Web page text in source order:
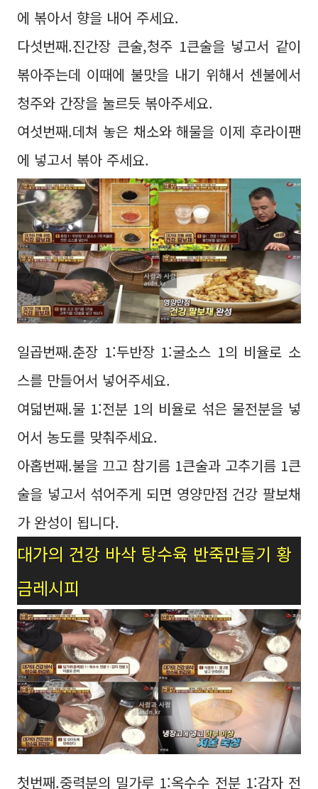
에 볶아서 향을 내어 주세요.
다섯번째.진간장 큰술,청주 1큰술을 넣고서 같이
볶아주는데 이때에 불맛을 내기 위해서 센불에서
청주와 간장을 눌르듯 볶아주세요.
여섯번째.데쳐 놓은 채소와 해물을 이제 후라이팬
에 넣고서 볶아 주세요.
일곱번째.춘장 1:두반장 1:굴소스 1의 비율로 소
스를 만들어서 넣어주세요.
여덟번째.물 1:전분 1의 비율로 섞은 물전분을 넣
어서 농도를 맞춰주세요.
아홉번째.불을 끄고 참기름 1큰술과 고추기름 1큰
술을 넣고서 섞어주게 되면 영양만점 건강 팔보채
가 완성이 됩니다.
대가의 건강 바삭 탕수육 반죽만들기 황
금레시피
첫번째.중력분의 밀가루 1:옥수수 전분 1:감자 전